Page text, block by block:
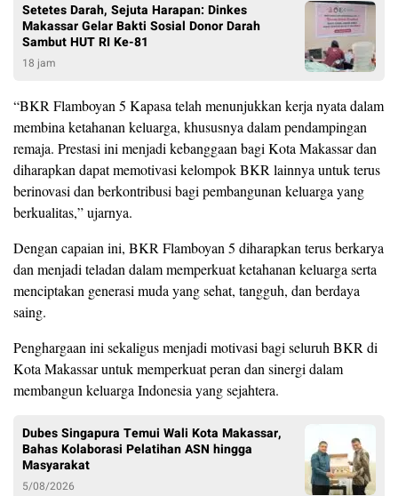
Setetes Darah, Sejuta Harapan: Dinkes
Makassar Gelar Bakti Sosial Donor Darah
Sambut HUT RI Ke-81
18 jam
“BKR Flamboyan 5 Kapasa telah menunjukkan kerja nyata dalam
membina ketahanan keluarga, khususnya dalam pendampingan
remaja. Prestasi ini menjadi kebanggaan bagi Kota Makassar dan
diharapkan dapat memotivasi kelompok BKR lainnya untuk terus
berinovasi dan berkontribusi bagi pembangunan keluarga yang
berkualitas,” ujarnya.
Dengan capaian ini, BKR Flamboyan 5 diharapkan terus berkarya
dan menjadi teladan dalam memperkuat ketahanan keluarga serta
menciptakan generasi muda yang sehat, tangguh, dan berdaya
saing.
Penghargaan ini sekaligus menjadi motivasi bagi seluruh BKR di
Kota Makassar untuk memperkuat peran dan sinergi dalam
membangun keluarga Indonesia yang sejahtera.
Dubes Singapura Temui Wali Kota Makassar,
Bahas Kolaborasi Pelatihan ASN hingga
Masyarakat
5/08/2026